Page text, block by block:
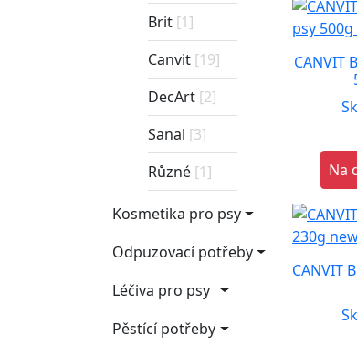
Brit [1]
Canvit [19]
DecArt [2]
Sanal [3]
Různé [1]
Kosmetika pro psy
Odpuzovací potřeby
Léčiva pro psy
Pěstící potřeby
CANVIT
Na
CANVIT